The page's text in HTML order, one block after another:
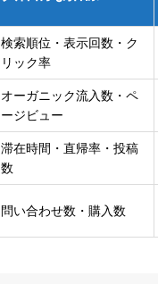
検索順位・表示回数・ク
リック率
オーガニック流入数・ペ
ージビュー
滞在時間・直帰率・投稿
数
問い合わせ数・購入数